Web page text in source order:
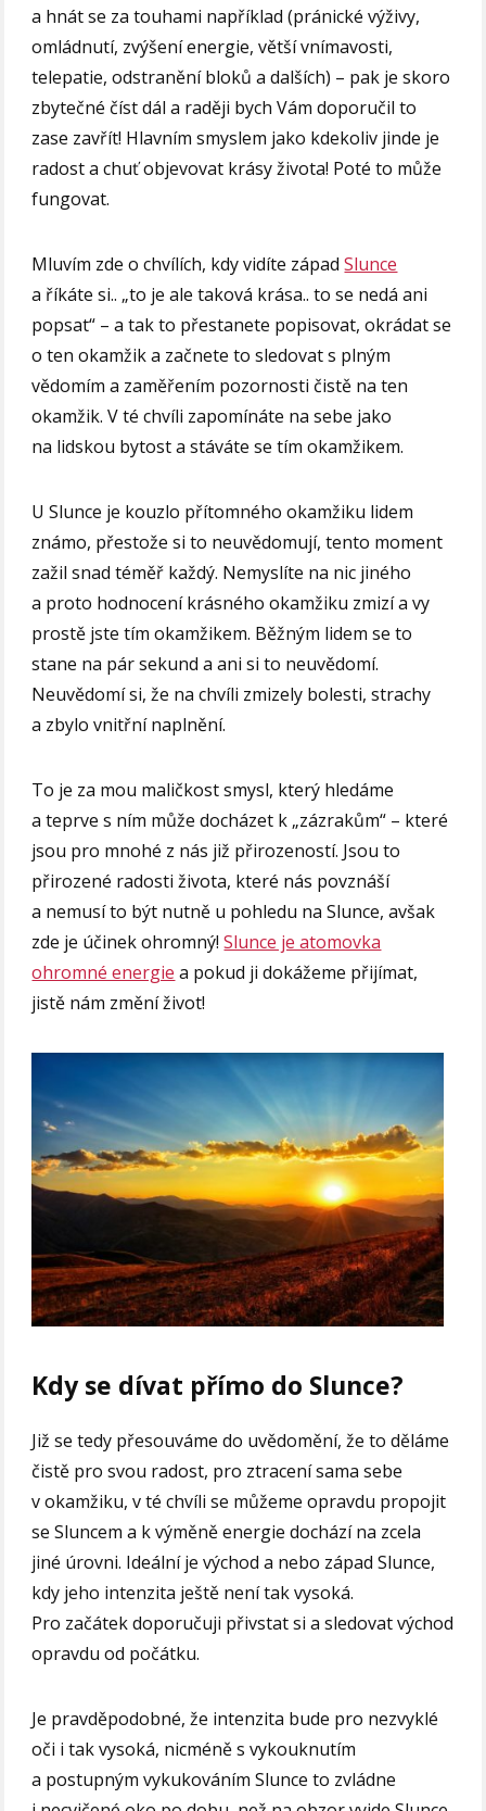
a hnát se za touhami například (pránické výživy,
omládnutí, zvýšení energie, větší vnímavosti,
telepatie, odstranění bloků a dalších) – pak je skoro
zbytečné číst dál a raději bych Vám doporučil to
zase zavřít! Hlavním smyslem jako kdekoliv jinde je
radost a chuť objevovat krásy života! Poté to může
fungovat.
Mluvím zde o chvílích, kdy vidíte západSlunce
a říkáte si.. „to je ale taková krása.. to se nedá ani
popsat“ – a tak to přestanete popisovat, okrádat se
o ten okamžik a začnete to sledovat s plným
vědomím a zaměřením pozornosti čistě na ten
okamžik. V té chvíli zapomínáte na sebe jako
na lidskou bytost a stáváte se tím okamžikem.
U Slunce je kouzlo přítomného okamžiku lidem
známo, přestože si to neuvědomují, tento moment
zažil snad téměř každý. Nemyslíte na nic jiného
a proto hodnocení krásného okamžiku zmizí a vy
prostě jste tím okamžikem. Běžným lidem se to
stane na pár sekund a ani si to neuvědomí.
Neuvědomí si, že na chvíli zmizely bolesti, strachy
a zbylo vnitřní naplnění.
To je za mou maličkost smysl, který hledáme
a teprve s ním může docházet k „zázrakům“ – které
jsou pro mnohé z nás již přirozeností. Jsou to
přirozené radosti života, které nás povznáší
a nemusí to být nutně u pohledu na Slunce, avšak
zde je účinek ohromný!Slunce je atomovka
ohromné energie a pokud ji dokážeme přijímat,
jistě nám změní život!
Kdy se dívat přímo do Slunce?
Již se tedy přesouváme do uvědomění, že to děláme
čistě pro svou radost, pro ztracení sama sebe
v okamžiku, v té chvíli se můžeme opravdu propojit
se Sluncem a k výměně energie dochází na zcela
jiné úrovni. Ideální je východ a nebo západ Slunce,
kdy jeho intenzita ještě není tak vysoká.
Pro začátek doporučuji přivstat si a sledovat východ
opravdu od počátku.
Je pravděpodobné, že intenzita bude pro nezvyklé
oči i tak vysoká, nicméně s vykouknutím
a postupným vykukováním Slunce to zvládne